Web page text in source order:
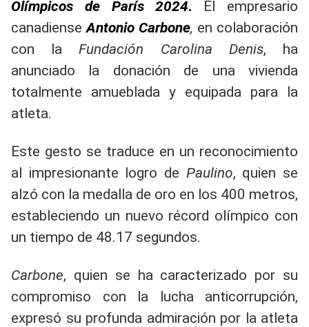
Olímpicos de París 2024. El empresario
canadienseAntonio Carbone, en colaboración
con laFundación Carolina Denis, ha
anunciado la donación de una vivienda
totalmente amueblada y equipada para la
atleta.
Este gesto se traduce en un reconocimiento
al impresionante logro de Paulino, quien se
alzó con la medalla de oro en los 400 metros,
estableciendo un nuevo récord olímpico con
un tiempo de 48.17 segundos.
Carbone, quien se ha caracterizado por su
compromiso con la lucha anticorrupción,
expresó su profunda admiración por la atleta